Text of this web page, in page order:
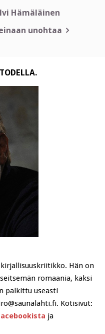
Hämäläinen
unohtaa
Hän on
romaania, kaksi
palkittu useasti
Kotisivut:
ja